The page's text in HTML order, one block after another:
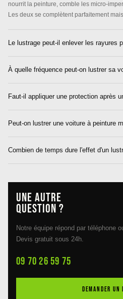
nourrit la peinture, comble les micro-
Les deux se complètent parfaitement
Le lustrage peut-il enlever les rayures
À quelle fréquence peut-on lustrer sa
Faut-il appliquer une protection après
Peut-on lustrer une voiture à peinture
Combien de temps dure l'effet d'un
Une autre
question ?
Notre équipe répond par téléphone
Devis gratuit sous 24h.
09 70 26 59 75
DEMANDER UN